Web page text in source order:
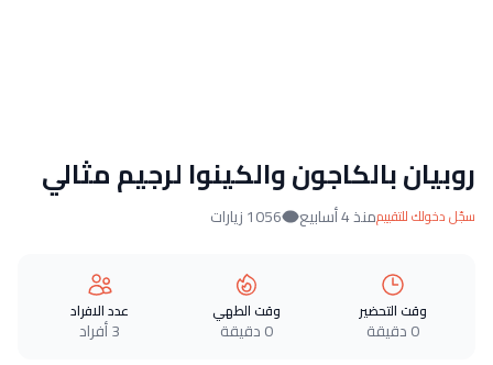
روبيان بالكاجون والكينوا لرجيم مثالي
سجّل دخولك للتقييممنذ 4 أسابيع 1056 زيارات
وقت التحضير
0 دقيقة
وقت الطهي
0 دقيقة
عدد الافراد
3 أفراد